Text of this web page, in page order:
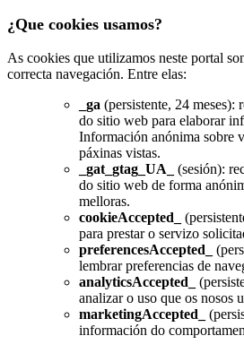
¿Que cookies usamos?
As cookies que utilizamos neste portal
correcta navegación. Entre elas:
_ga (persistente, 24
do sitio web para elaborar
Información anónima sobre
páxinas vistas.
_gat_gtag_UA_
(sesión):
do sitio web de forma
melloras.
cookieAccepted_
para prestar o servizo
preferencesAccepted_
lembrar preferencias de
analyticsAccepted_
analizar o uso que os nosos
marketingAccepted_
información do